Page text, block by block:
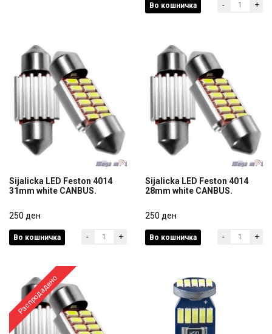
250 ден
Во кошничка - +
31mm white CANBUS.
250 ден
Sijalicka LED Feston 4014
31mm white CANBUS.
250 ден
Во кошничка - +
28mm white CANBUS.
250 ден
Sijalicka LED Feston 4014
28mm white CANBUS.
250 ден
Во кошничка - +
Распродадено